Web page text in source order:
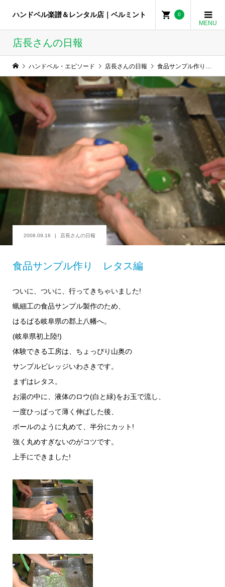
ハンドベル楽譜＆レンタル店｜ベルミント 0
店長さんの日報
ハンドベル・エピソード 店長さんの日報 食品サンプル作り レタス編
2008.09.16 店長さんの日報
食品サンプル作り レタス編
ついに、ついに、行ってきちゃいました!
蝋細工の食品サンプル製作のため、
はるばる岐阜県の郡上八幡へ。
(岐阜県初上陸!)
体験できる工房は、ちょっぴり山奥の
サンプルビレッジいわさきです。
まずはレタス。
お湯の中に、液体のロウ(白と緑)をお玉で流し、
一度ひっぱって薄く伸ばした後、
ボールのように丸めて、半分にカット!
強く丸めすぎないのがコツです。
上手にできました!